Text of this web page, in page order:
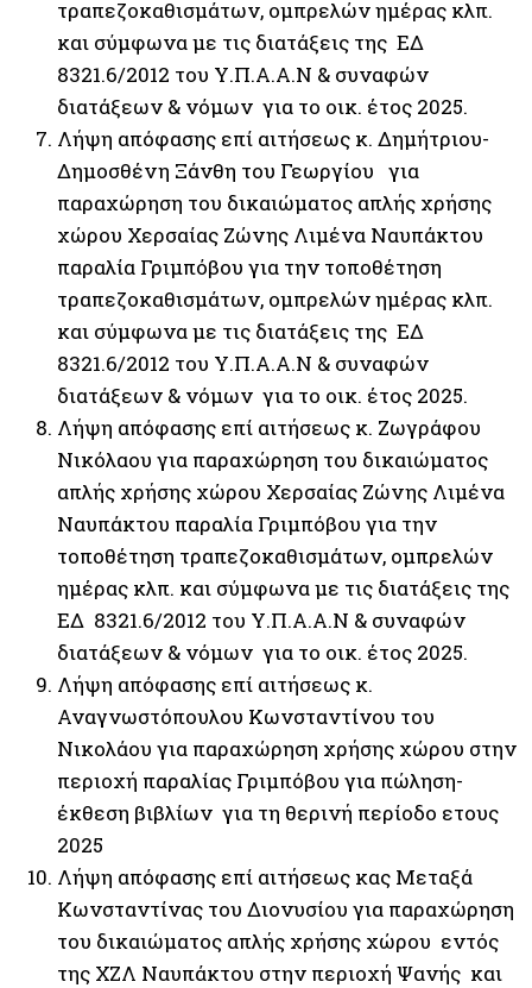
τραπεζοκαθισμάτων, ομπρελών ημέρας κλπ.
και σύμφωνα με τις διατάξεις της ΕΔ
8321.6/2012 του Υ.Π.Α.Α.Ν & συναφών
διατάξεων & νόμων για το οικ. έτος 2025.
Λήψη απόφασης επί αιτήσεως κ. Δημήτριου-
Δημοσθένη Ξάνθη του Γεωργίου για
παραχώρηση του δικαιώματος απλής χρήσης
χώρου Χερσαίας Ζώνης Λιμένα Ναυπάκτου
παραλία Γριμπόβου για την τοποθέτηση
τραπεζοκαθισμάτων, ομπρελών ημέρας κλπ.
και σύμφωνα με τις διατάξεις της ΕΔ
8321.6/2012 του Υ.Π.Α.Α.Ν & συναφών
διατάξεων & νόμων για το οικ. έτος 2025.
Λήψη απόφασης επί αιτήσεως κ. Ζωγράφου
Νικόλαου για παραχώρηση του δικαιώματος
απλής χρήσης χώρου Χερσαίας Ζώνης Λιμένα
Ναυπάκτου παραλία Γριμπόβου για την
τοποθέτηση τραπεζοκαθισμάτων, ομπρελών
ημέρας κλπ. και σύμφωνα με τις διατάξεις της
ΕΔ 8321.6/2012 του Υ.Π.Α.Α.Ν & συναφών
διατάξεων & νόμων για το οικ. έτος 2025.
Λήψη απόφασης επί αιτήσεως κ.
Αναγνωστόπουλου Κωνσταντίνου του
Νικολάου για παραχώρηση χρήσης χώρου στην
περιοχή παραλίας Γριμπόβου για πώληση-
έκθεση βιβλίων για τη θερινή περίοδο ετους
2025
Λήψη απόφασης επί αιτήσεως κας Μεταξά
Κωνσταντίνας του Διονυσίου για παραχώρηση
του δικαιώματος απλής χρήσης χώρου εντός
της ΧΖΛ Ναυπάκτου στην περιοχή Ψανής και